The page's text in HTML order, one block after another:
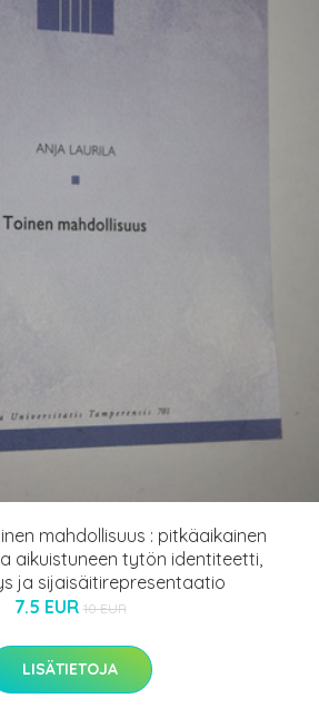
mahdollisuus : pitkäaikainen
aikuistuneen tytön identiteetti,
ja sijaisäitirepresentaatio
7.5 EUR 10 EUR
LISÄTIETOJA